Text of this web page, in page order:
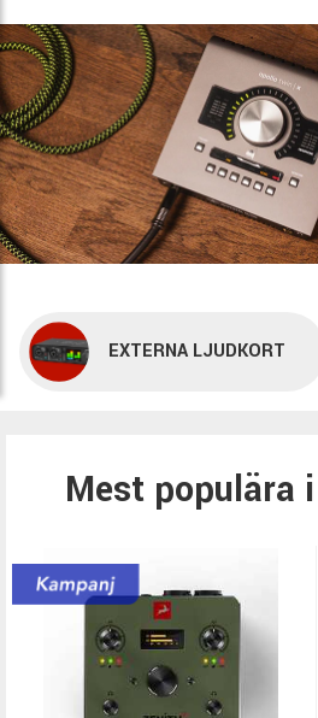
EXTERNA LJUDKORT
Mest populära